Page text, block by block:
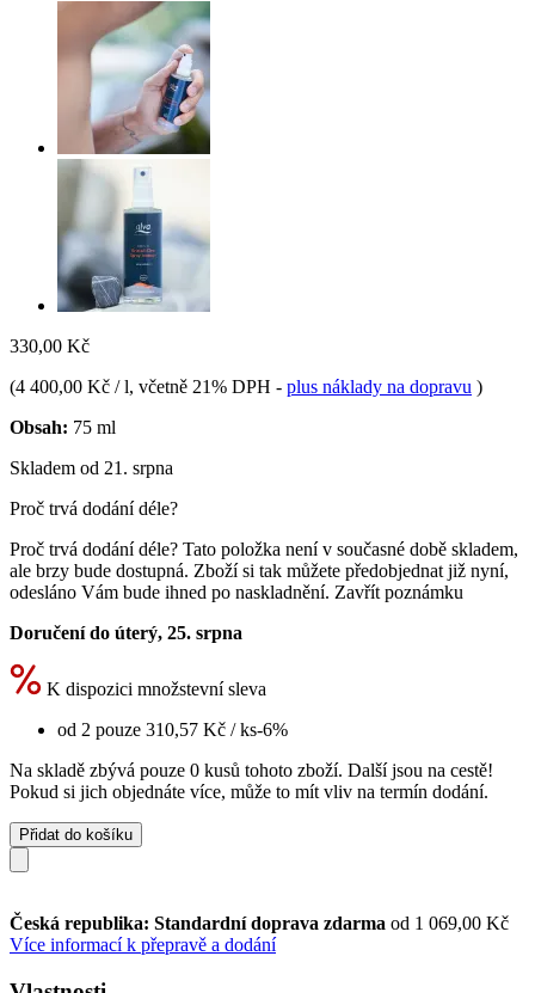
330,00 Kč
(4 400,00 Kč / l, včetně 21% DPH - plus náklady na dopravu )
Obsah: 75 ml
Skladem od 21. srpna
Proč trvá dodání déle?
Proč trvá dodání déle? Tato položka není v současné době skladem,
ale brzy bude dostupná. Zboží si tak můžete předobjednat již nyní,
odesláno Vám bude ihned po naskladnění. Zavřít poznámku
Doručení do úterý, 25. srpna
K dispozici množstevní sleva
od 2 pouze 310,57 Kč / ks-6%
Na skladě zbývá pouze 0 kusů tohoto zboží. Další jsou na cestě!
Pokud si jich objednáte více, může to mít vliv na termín dodání.
Přidat do košíku
Česká republika: Standardní doprava zdarma od 1 069,00 Kč
Více informací k přepravě a dodání